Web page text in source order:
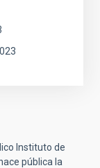
Instituto de
pública la